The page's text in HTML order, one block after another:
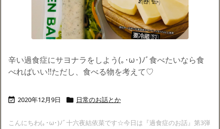
辛い過食症にサヨナラをしよう(｡･ω･)ﾉﾞ食べたいなら食
べればいい!!ただし、食べる物を考えて♡
 2020年12月9日  日常のお話とか
こんにちわ(｡･ω･)ﾉﾞ十六夜結依菜です☆今日は『過食症のお話』第3弾